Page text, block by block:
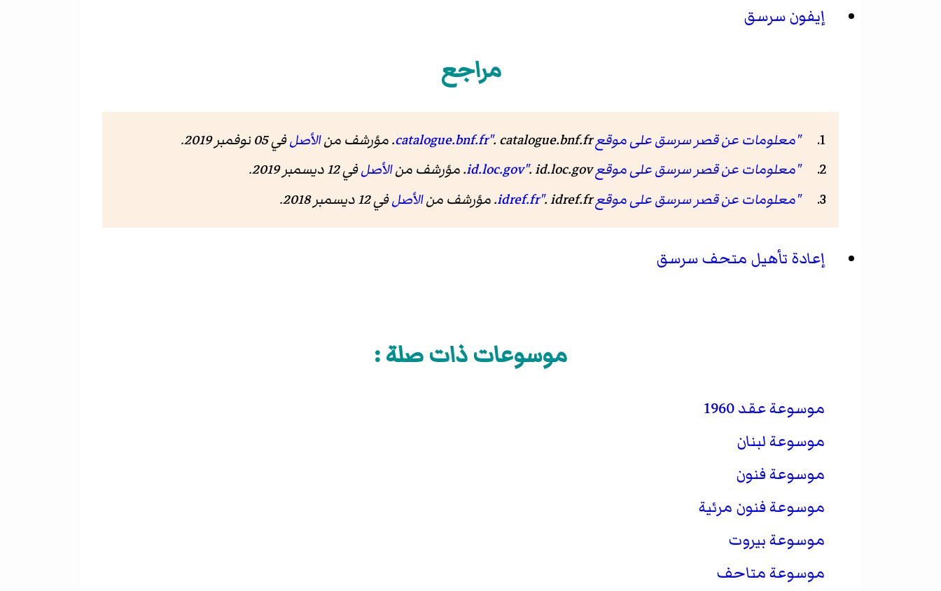
إيفون سرسق
مراجع
"معلومات عن قصر سرسق على موقع catalogue.bnf.fr". catalogue.bnf.fr. مؤرشف من الأصلفي 05 نوفمبر 2019.
"معلومات عن قصر سرسق على موقع id.loc.gov". id.loc.gov. مؤرشف من الأصلفي 12 ديسمبر 2019.
"معلومات عن قصر سرسق على موقع idref.fr". idref.fr. مؤرشف من الأصلفي 12 ديسمبر 2018.
إعادة تأهيل متحف سرسق
موسوعات ذات صلة :
موسوعة عقد 1960
موسوعة لبنان
موسوعة فنون
موسوعة فنون مرئية
موسوعة بيروت
موسوعة متاحف